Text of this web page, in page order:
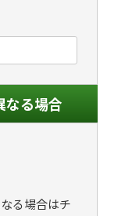
なる場合
る場合はチ